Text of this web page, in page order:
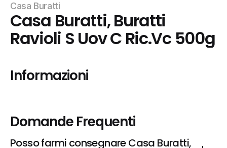
Casa Buratti
Casa Buratti, Buratti
Ravioli S Uov C Ric.Vc 500g
Informazioni
Domande Frequenti
Posso farmi consegnare Casa Buratti,